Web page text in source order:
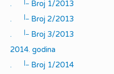
.
|_
Broj 1/2013
.
|_
Broj 2/2013
.
|_
Broj 3/2013
2014. godina
.
|_
Broj 1/2014